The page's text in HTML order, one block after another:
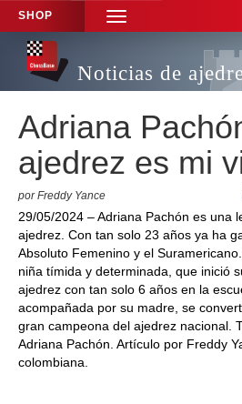
SHOP
TOGGLE
NAVIGATION
Noticias de
Adriana
ajedrez es mi
por Freddy Yance
29/05/2024 – Adriana Pachón es una
ajedrez. Con tan solo 23 años ya ha
Absoluto Femenino y el
niña tímida y determinada, que inició
ajedrez con tan solo 6 años en la
acompañada por su madre, se
gran campeona del ajedrez nacional.
Adriana Pachón. Artículo por Freddy
colombiana.